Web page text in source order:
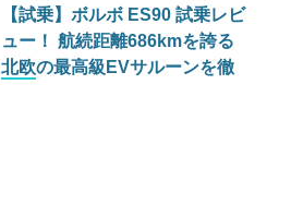
【試乗】ボルボ ES90 試乗レビ
ュー！ 航続距離686kmを誇る
北欧の最高級EVサルーンを徹